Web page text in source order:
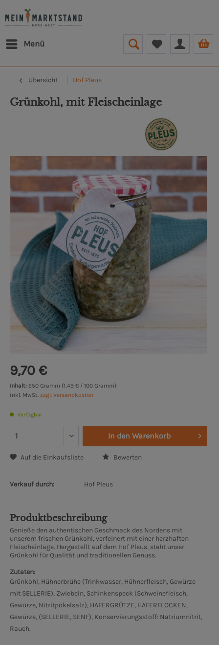
Menü
Übersicht Hof Pleus
Grünkohl, mit Fleischeinlage
9,70 €
Inhalt: 650 Gramm (1,49 € / 100 Gramm)
inkl. MwSt. zzgl. Versandkosten
Verfügbar
In den Warenkorb
Auf die Einkaufsliste Bewerten
Verkauf durch: Hof Pleus
Produktbeschreibung
Genieße den authentischen Geschmack des Nordens mit
unserem frischen Grünkohl, verfeinert mit einer herzhaften
Fleischeinlage. Hergestellt auf dem Hof ​​Pleus, steht unser
Grünkohl für Qualität und traditionellen Genuss.
Zutaten:
Grünkohl, Hühnerbrühe (Trinkwasser, Hühnerfleisch, Gewürze
mit SELLERIE), Zwiebeln, Schinkenspeck (Schweinefleisch,
Gewürze, Nitritpökelsalz), HAFERGRÜTZE, HAFERFLOCKEN,
Gewürze, (SELLERIE, SENF), Konservierungsstoff: Natriumnitrit,
Rauch.